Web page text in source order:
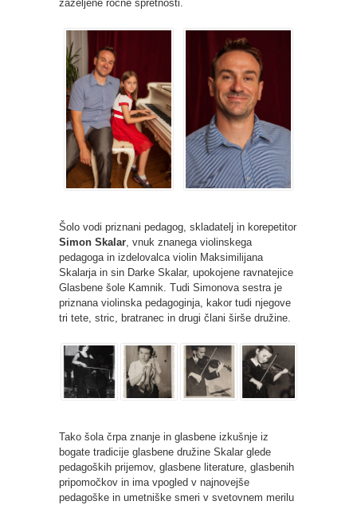
zaželjene ročne spretnosti.
Šolo vodi priznani pedagog, skladatelj in korepetitor
Simon Skalar , vnuk znanega violinskega
pedagoga in izdelovalca violin Maksimilijana
Skalarja in sin Darke Skalar, upokojene ravnatejice
Glasbene šole Kamnik. Tudi Simonova sestra je
priznana violinska pedagoginja, kakor tudi njegove
tri tete, stric, bratranec in drugi člani širše družine.
Tako šola črpa znanje in glasbene izkušnje iz
bogate tradicije glasbene družine Skalar glede
pedagoških prijemov, glasbene literature, glasbenih
pripomočkov in ima vpogled v najnovejše
pedagoške in umetniške smeri v svetovnem merilu